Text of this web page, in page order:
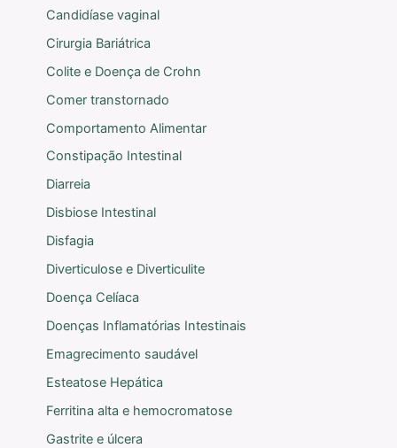
Candidíase vaginal
Cirurgia Bariátrica
Colite e Doença de Crohn
Comer transtornado
Comportamento Alimentar
Constipação Intestinal
Diarreia
Disbiose Intestinal
Disfagia
Diverticulose e Diverticulite
Doença Celíaca
Doenças Inflamatórias Intestinais
Emagrecimento saudável
Esteatose Hepática
Ferritina alta e hemocromatose
Gastrite e úlcera